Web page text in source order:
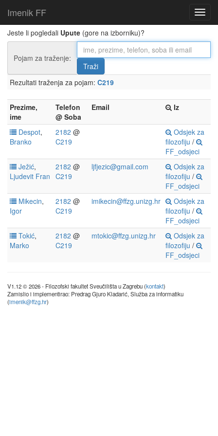
Imenik FF
Jeste li pogledali Upute (gore na izborniku)?
Pojam za traženje:
Rezultati traženja za pojam: C219
Prezime,
ime
Telefon
@ Soba
Email Iz
Despot,
Branko
2182 @
C219
Odsjek za
filozofiju /
FF_odsjeci
Ježić,
Ljudevit Fran
2182 @
C219
ljfjezic@gmail.com
Odsjek za
filozofiju /
FF_odsjeci
Mikecin,
Igor
2182 @
C219
imikecin@ffzg.unizg.hr
Odsjek za
filozofiju /
FF_odsjeci
Tokić,
Marko
2182 @
C219
mtokic@ffzg.unizg.hr
Odsjek za
filozofiju /
FF_odsjeci
V1.12 © 2026 - Filozofski fakultet Sveučilišta u Zagrebu (kontakt)
Zamislio i implementirao: Predrag Gjuro Kladarić, Služba za informatiku
(imenik@ffzg.hr)